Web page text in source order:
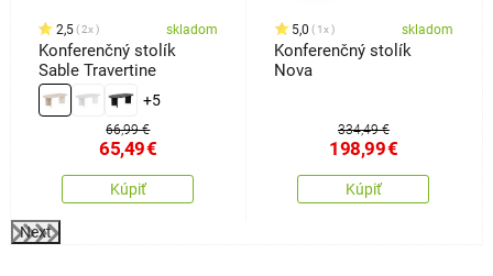
2,5 2x skladom
Konferenčný stolík
Sable Travertine
+5
66,99 €
65,49€
Kúpiť
5,0 1x skladom
Konferenčný stolík
Nova
334,49 €
198,99€
Kúpiť
Next